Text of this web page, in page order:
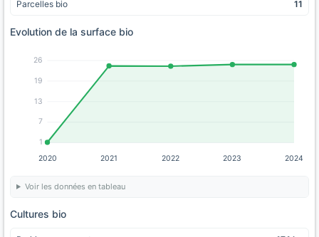
Parcelles bio 11
Evolution de la surface bio
1
7
13
19
26
2020 2021 2022 2023 2024
Voir les données en tableau
Cultures bio